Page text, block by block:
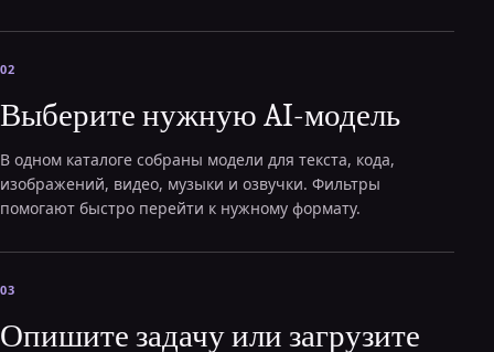
02
Выберите нужную AI-модель
В одном каталоге собраны модели для текста, кода,
изображений, видео, музыки и озвучки. Фильтры
помогают быстро перейти к нужному формату.
03
Опишите задачу или загрузите